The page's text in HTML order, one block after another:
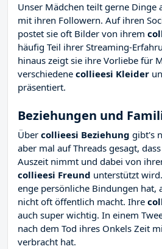
Unser Mädchen teilt gerne Dinge
mit ihren Followern. Auf ihren
postet sie oft Bilder von ihrem
häufig Teil ihrer Streaming-
hinaus zeigt sie ihre Vorliebe für
verschiedene collieesi Kleider
präsentiert.
Beziehungen und
Über collieesi Beziehung gibt's
aber mal auf Threads gesagt,
Auszeit nimmt und dabei von
collieesi Freund unterstützt
enge persönliche Bindungen hat,
nicht oft öffentlich macht. Ihre
auch super wichtig. In einem
nach dem Tod ihres Onkels Zeit
verbracht hat.